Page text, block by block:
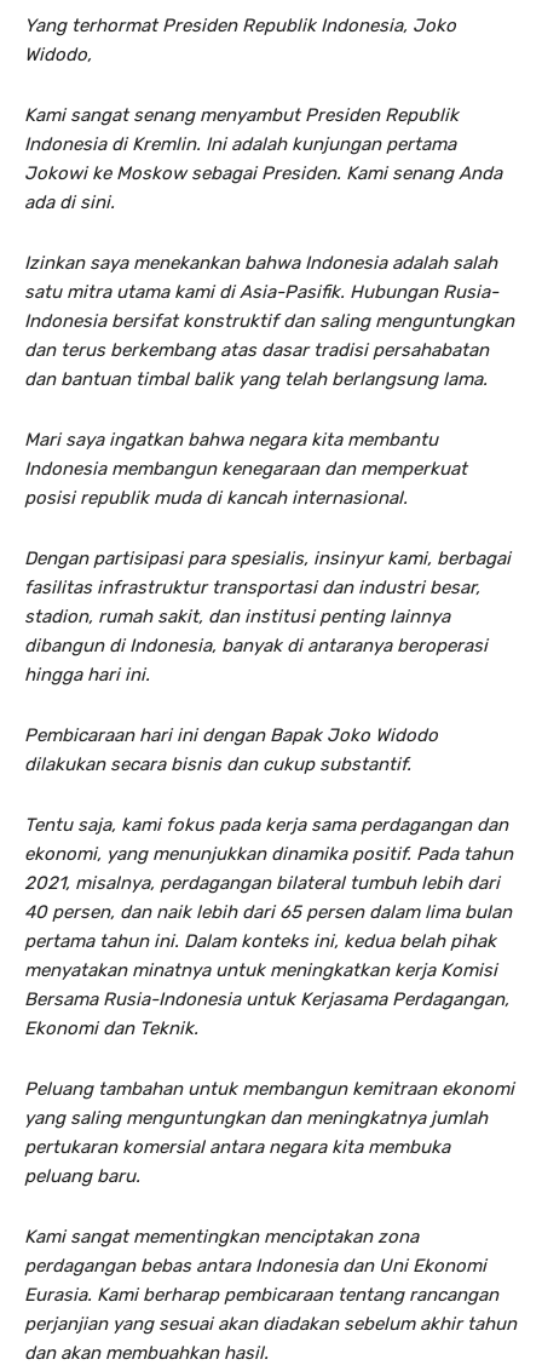
Yang terhormat Presiden Republik Indonesia, Joko
Widodo,
Kami sangat senang menyambut Presiden Republik
Indonesia di Kremlin. Ini adalah kunjungan pertama
Jokowi ke Moskow sebagai Presiden. Kami senang Anda
ada di sini.
Izinkan saya menekankan bahwa Indonesia adalah salah
satu mitra utama kami di Asia-Pasifik. Hubungan Rusia-
Indonesia bersifat konstruktif dan saling menguntungkan
dan terus berkembang atas dasar tradisi persahabatan
dan bantuan timbal balik yang telah berlangsung lama.
Mari saya ingatkan bahwa negara kita membantu
Indonesia membangun kenegaraan dan memperkuat
posisi republik muda di kancah internasional.
Dengan partisipasi para spesialis, insinyur kami, berbagai
fasilitas infrastruktur transportasi dan industri besar,
stadion, rumah sakit, dan institusi penting lainnya
dibangun di Indonesia, banyak di antaranya beroperasi
hingga hari ini.
Pembicaraan hari ini dengan Bapak Joko Widodo
dilakukan secara bisnis dan cukup substantif.
Tentu saja, kami fokus pada kerja sama perdagangan dan
ekonomi, yang menunjukkan dinamika positif. Pada tahun
2021, misalnya, perdagangan bilateral tumbuh lebih dari
40 persen, dan naik lebih dari 65 persen dalam lima bulan
pertama tahun ini. Dalam konteks ini, kedua belah pihak
menyatakan minatnya untuk meningkatkan kerja Komisi
Bersama Rusia-Indonesia untuk Kerjasama Perdagangan,
Ekonomi dan Teknik.
Peluang tambahan untuk membangun kemitraan ekonomi
yang saling menguntungkan dan meningkatnya jumlah
pertukaran komersial antara negara kita membuka
peluang baru.
Kami sangat mementingkan menciptakan zona
perdagangan bebas antara Indonesia dan Uni Ekonomi
Eurasia. Kami berharap pembicaraan tentang rancangan
perjanjian yang sesuai akan diadakan sebelum akhir tahun
dan akan membuahkan hasil.